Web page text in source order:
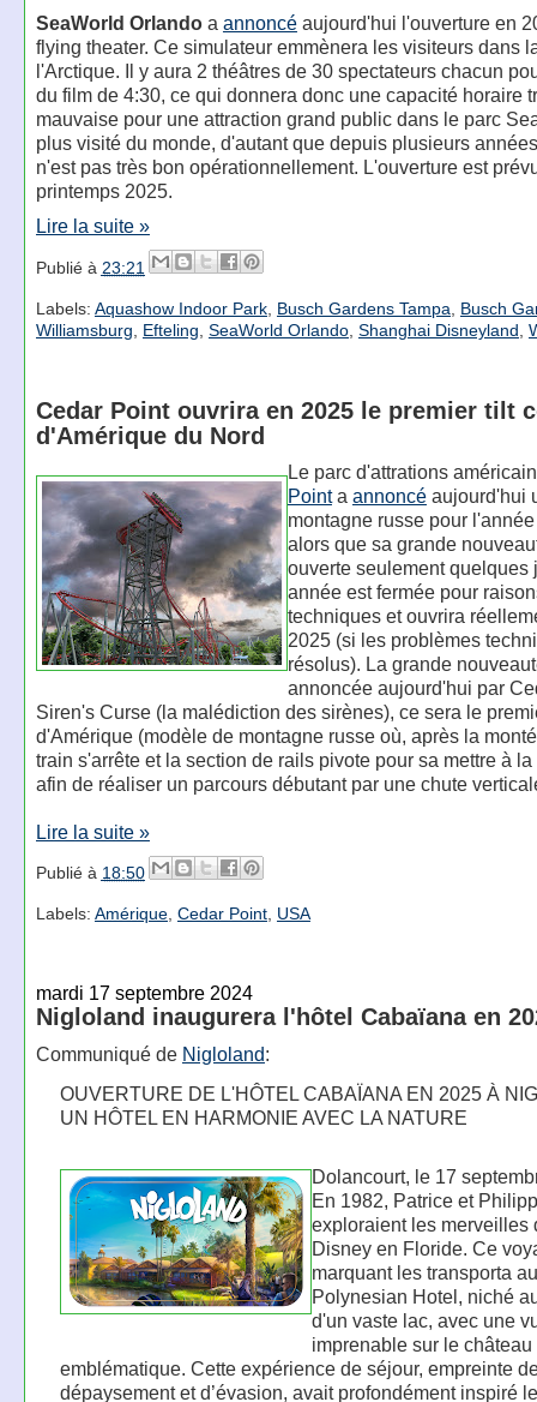
SeaWorld Orlandoa annoncéaujourd'hui l'ouverture en
flying theater. Ce simulateur emmènera les visiteurs dans
l'Arctique. Il y aura 2 théâtres de 30 spectateurs chacun
du film de 4:30, ce qui donnera donc une capacité horaire
mauvaise pour une attraction grand public dans le parc
plus visité du monde, d'autant que depuis plusieurs
n'est pas très bon opérationnellement. L'ouverture est
printemps 2025.
Lire la suite »
Publié à 23:21
Labels: Aquashow Indoor Park, Busch Gardens Tampa
Busch
Williamsburg
Efteling SeaWorld Orlando, Shanghai Disneyland
Cedar Point ouvrira en 2025 le premier tilt
d'Amérique du Nord
Le parc d'attrations
Pointa annoncéaujourd'hui
montagne russe pour
alors que sa grande
ouverte seulement quelques
année est fermée pour
techniques et ouvrira
2025 (si les problèmes
résolus). La grande
annoncée aujourd'hui par
Siren's Curse (la malédiction des sirènes), ce sera le
d'Amérique (modèle de montagne russe où, après la
train s'arrête et la section de rails pivote pour sa mettre à
afin de réaliser un parcours débutant par une chute
Lire la suite »
Publié à 18:50
Labels: Amérique, Cedar Point, USA
mardi 17 septembre 2024
Nigloland inaugurera l'hôtel Cabaïana en
Communiqué de Nigloland:
OUVERTURE DE L'HÔTEL CABAÏANA EN 2025 À
UN HÔTEL EN HARMONIE AVEC LA NATURE
Dolancourt, le 17
En 1982, Patrice et
exploraient les merveilles
Disney en Floride. Ce
marquant les transporta
Polynesian Hotel, niché
d'un vaste lac, avec une
imprenable sur le château
emblématique. Cette expérience de séjour, empreinte
dépaysement et d’évasion, avait profondément inspiré